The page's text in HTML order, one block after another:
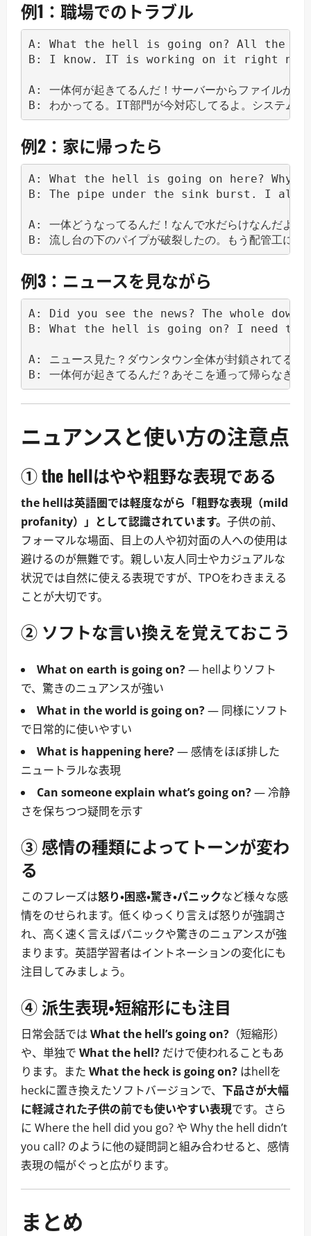
例1：職場でのトラブル
A: What the hell is going on? All the
B: I know. IT is working on it right now.
A: 一体何が起きてるんだ！サーバーからファイルが全
例2：家に帰ったら
A: What the hell is going on here? Why
B: The pipe under the sink burst. I
A: 一体どうなってるんだ！なんで水だらけなんだよ？
例3：ニュースを見ながら
A: Did you see the news? The whole
B: What the hell is going on? I need to
A: ニュース見た？ダウンタウン全体が封鎖されてるよ
ニュアンスと使い方の注意点
① the hellはやや粗野な表現である
the hellは英語圏では軽度ながら「粗野な表現（mild
profanity）」として認識されています。 子供の前、
フォーマルな場面、目上の人や初対面の人への使用は
避けるのが無難です。親しい友人同士やカジュアルな
状況では自然に使える表現ですが、TPOをわきまえる
ことが大切です。
② ソフトな言い換えを覚えておこう
What on earth is going on?― hellよりソフト
で、驚きのニュアンスが強い
What in the world is going on?― 同様にソフト
で日常的に使いやすい
What is happening here?― 感情をほぼ排した
ニュートラルな表現
Can someone explain what’s going on?― 冷静
さを保ちつつ疑問を示す
③ 感情の種類によってトーンが変わ
る
このフレーズは怒り・困惑・驚き・パニックなど様々な感
情をのせられます。低くゆっくり言えば怒りが強調さ
れ、高く速く言えばパニックや驚きのニュアンスが強
まります。英語学習者はイントネーションの変化にも
注目してみましょう。
④ 派生表現・短縮形にも注目
日常会話では What the hell’s going on? （短縮形）
や、単独で What the hell? だけで使われることもあ
ります。また What the heck is going on? はhellを
heckに置き換えたソフトバージョンで、 下品さが大幅
に軽減された子供の前でも使いやすい表現です。さら
に Where the hell did you go? や Why the hell didn’t
you call? のように他の疑問詞と組み合わせると、感情
表現の幅がぐっと広がります。
まとめ